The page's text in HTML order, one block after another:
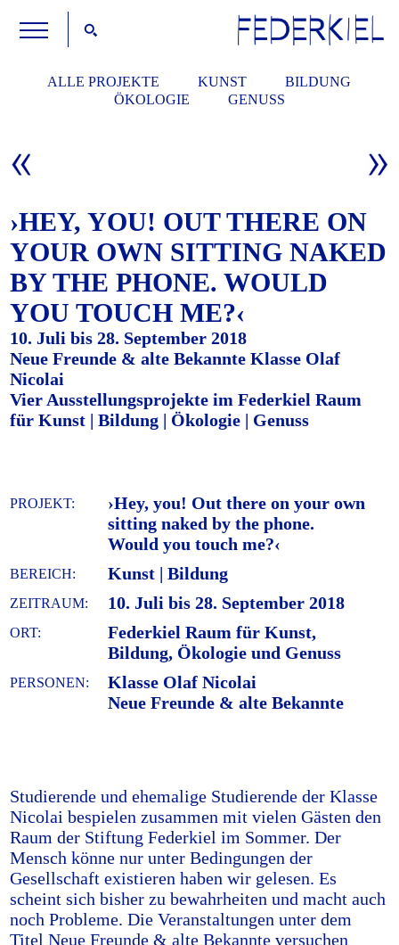
ALLE PROJEKTE KUNST
BILDUNG
ÖKOLOGIE
GENUSS
›HEY, YOU! OUT THERE ON
YOUR OWN SITTING NAKED
BY THE PHONE. WOULD
YOU TOUCH ME?‹
10. Juli bis 28. September 2018
Neue Freunde & alte Bekannte Klasse Olaf
Nicolai
Vier Ausstellungsprojekte im Federkiel Raum
für Kunst | Bildung | Ökologie | Genuss
PROJEKT:
›Hey, you! Out there on your own
sitting naked by the phone.
Would you touch me?‹
BEREICH: Kunst | Bildung
ZEITRAUM: 10. Juli bis 28. September 2018
ORT:
Federkiel Raum für Kunst,
Bildung, Ökologie und Genuss
PERSONEN:
Klasse Olaf Nicolai
Neue Freunde & alte Bekannte
Studierende und ehemalige Studierende der Klasse
Nicolai bespielen zusammen mit vielen Gästen den
Raum der Stiftung Federkiel im Sommer. Der
Mensch könne nur unter Bedingungen der
Gesellschaft existieren haben wir gelesen. Es
scheint sich bisher zu bewahrheiten und macht auch
noch Probleme. Die Veranstaltungen unter dem
Titel Neue Freunde & alte Bekannte versuchen